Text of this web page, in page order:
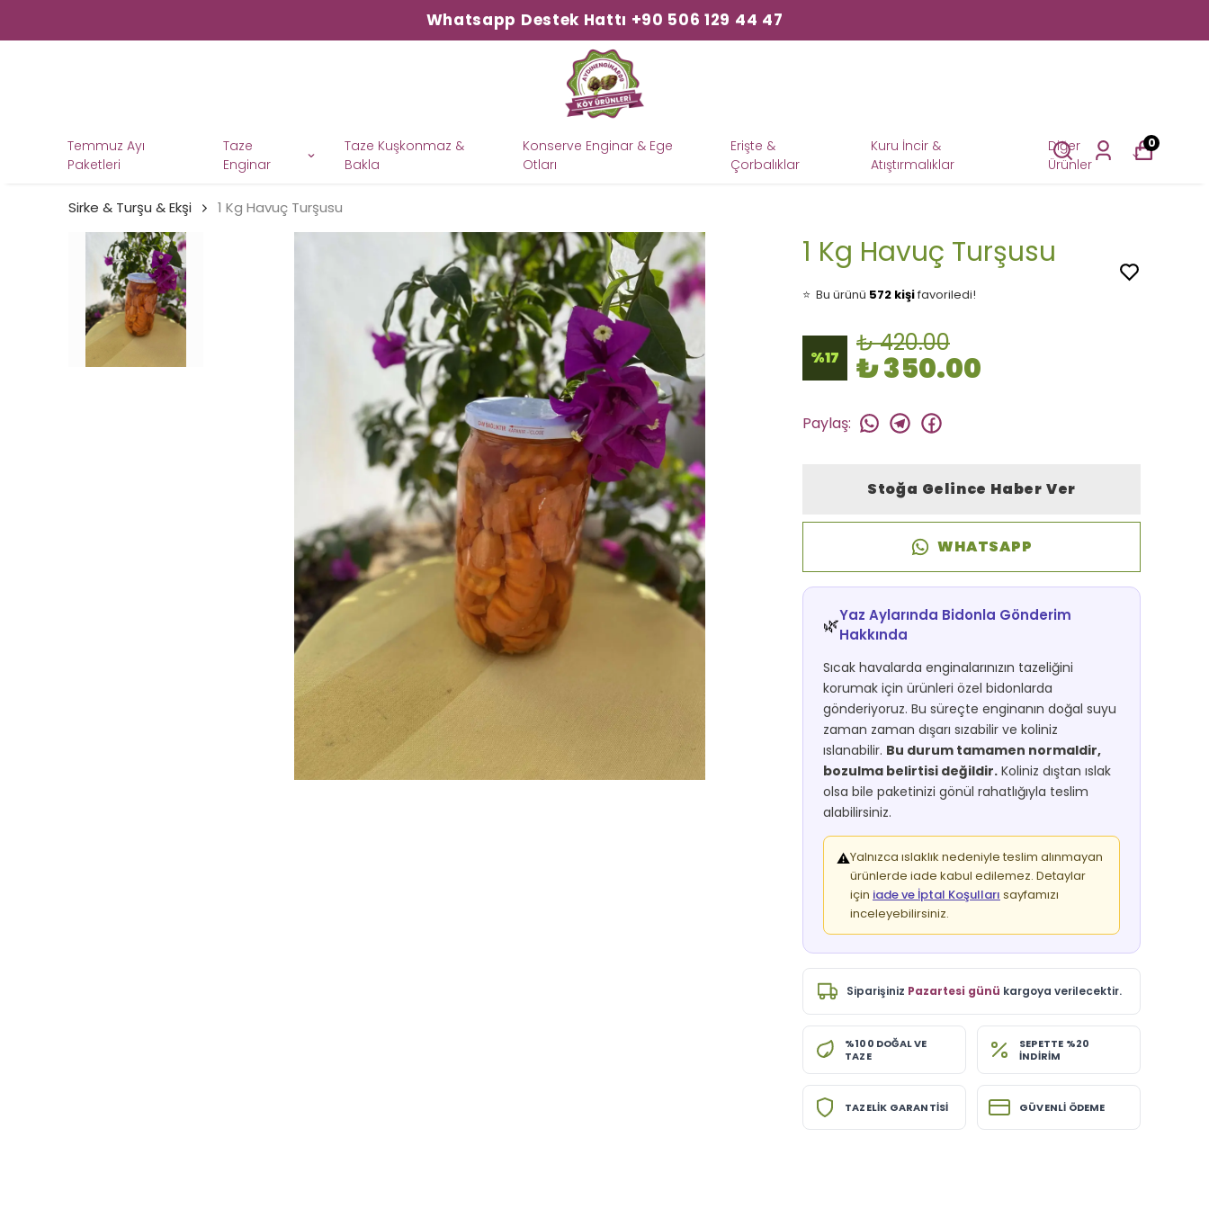
Whatsapp Destek Hattı +90 506 129 44 47
Temmuz Ayı
Paketleri
Taze
Enginar
Taze Kuşkonmaz &
Bakla
Konserve Enginar & Ege
Otları
Erişte &
Çorbalıklar
Kuru İncir &
Atıştırmalıklar
Diğer
Ürünler
0
Sirke & Turşu & Ekşi 1 Kg Havuç Turşusu
1 Kg Havuç Turşusu
Şu an 28 kişiinceliyor!
Bu ürünü
favoriledi!
🛒 79 kişisepetine ekledi!
🚚 Hızlı teslimat yapılıyor!
%17
₺ 420.00
₺ 350.00
Paylaş:
Stoğa Gelince Haber Ver
WHATSAPP
🌿Yaz Aylarında Bidonla Gönderim
Hakkında
Sıcak havalarda enginalarınızın tazeliğini
korumak için ürünleri özel bidonlarda
gönderiyoruz. Bu süreçte enginanın doğal suyu
zaman zaman dışarı sızabilir ve koliniz
ıslanabilir. Bu durum tamamen normaldir,
bozulma belirtisi değildir. Koliniz dıştan ıslak
olsa bile paketinizi gönül rahatlığıyla teslim
alabilirsiniz.
⚠️Yalnızca ıslaklık nedeniyle teslim alınmayan
ürünlerde iade kabul edilemez. Detaylar
için iade ve İptal Koşulları sayfamızı
inceleyebilirsiniz.
Siparişiniz Pazartesi günü kargoya verilecektir.
%100 DOĞAL VE
TAZE
SEPETTE %20
İNDİRİM
TAZELİK GARANTİSİ GÜVENLİ ÖDEME